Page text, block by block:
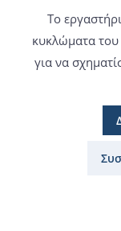
Το
κυκλώματα του
για να